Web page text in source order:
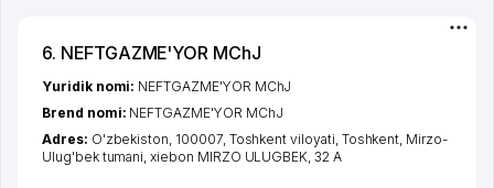
6. NEFTGAZME'YOR MChJ
Yuridik nomi: NEFTGAZME'YOR MChJ
Brend nomi: NEFTGAZME'YOR MChJ
Adres: O'zbekiston, 100007, Toshkent viloyati, Toshkent, Mirzo-
Ulug'bek tumani,xiеbon MIRZO ULUGBEK, 32 А